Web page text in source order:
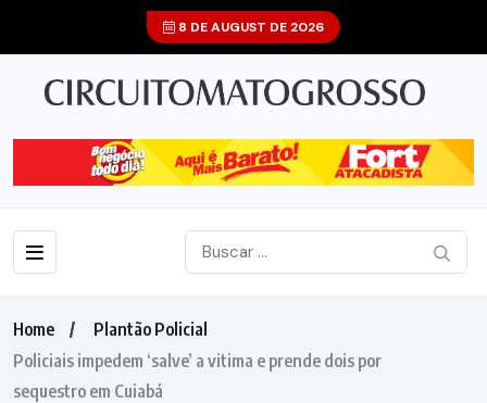
8 DE AUGUST DE 2026
Home
Plantão Policial
Policiais impedem ‘salve’ a vitima e prende dois por
sequestro em Cuiabá